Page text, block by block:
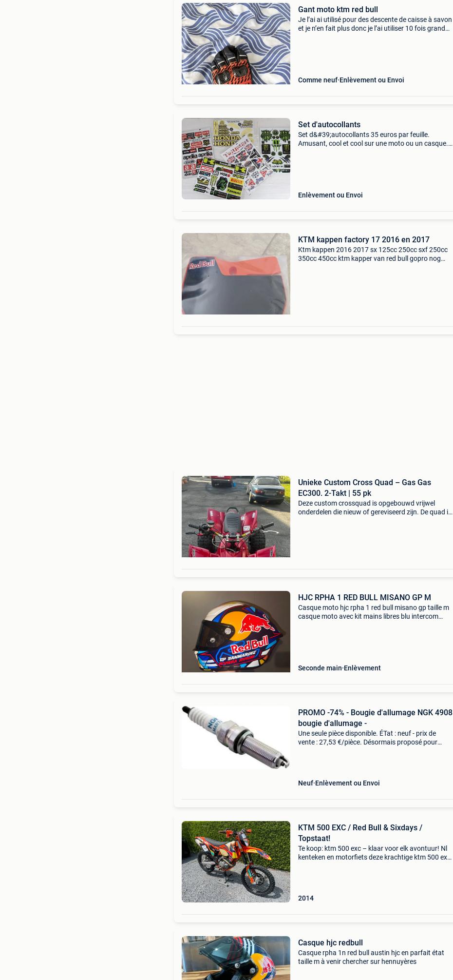
Gant moto ktm red bull
Je l’ai ai utilisé pour des descente de caisse à savon
et je n’en fait plus donc je l’ai utiliser 10 fois grand
Comme neuf Enlèvement ou Envoi
Set d'autocollants
Set d&#39;autocollants 35 euros par feuille.
Amusant, cool et cool sur une moto ou un casque.
Enlèvement ou Envoi
KTM kappen factory 17 2016 en 2017
Ktm kappen 2016 2017 sx 125cc 250cc sxf 250cc
350cc 450cc ktm kapper van red bull gopro nog
Unieke Custom Cross Quad – Gas Gas
EC300. 2-Takt | 55 pk
Deze custom crossquad is opgebouwd vrijwel
onderdelen die nieuw of gereviseerd zijn. De quad is
HJC RPHA 1 RED BULL MISANO GP M
Casque moto hjc rpha 1 red bull misano gp taille m
casque moto avec kit mains libres blu intercom
Seconde main Enlèvement
PROMO -74% - Bougie d'allumage NGK 4908
bougie d'allumage -
Une seule pièce disponible. ÉTat : neuf - prix de
vente : 27,53 €/pièce. Désormais proposé pour
Neuf Enlèvement ou Envoi
KTM 500 EXC / Red Bull & Sixdays /
Topstaat!
Te koop: ktm 500 exc – klaar voor elk avontuur! Nl
kenteken en motorfiets deze krachtige ktm 500 exc
2014
Casque hjc redbull
Casque rpha 1n red bull austin hjc en parfait état
taille m à venir chercher sur hennuyères